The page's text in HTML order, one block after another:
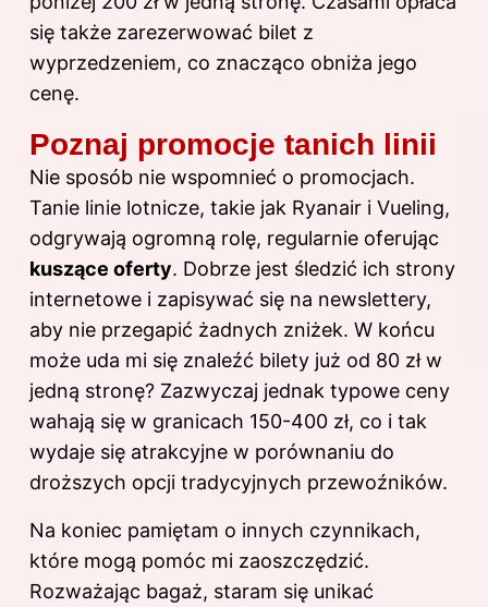
się także zarezerwować bilet z
wyprzedzeniem, co znacząco obniża jego
cenę.
Poznaj promocje tanich linii
Nie sposób nie wspomnieć o promocjach.
Tanie linie lotnicze, takie jak Ryanair i Vueling,
odgrywają ogromną rolę, regularnie oferując
kuszące oferty. Dobrze jest śledzić ich strony
internetowe i zapisywać się na newslettery,
aby nie przegapić żadnych zniżek. W końcu
może uda mi się znaleźć bilety już od 80 zł w
jedną stronę? Zazwyczaj jednak typowe ceny
wahają się w granicach 150-400 zł, co i tak
wydaje się atrakcyjne w porównaniu do
droższych opcji tradycyjnych przewoźników.
Na koniec pamiętam o innych czynnikach,
które mogą pomóc mi zaoszczędzić.
Rozważając bagaż, staram się unikać